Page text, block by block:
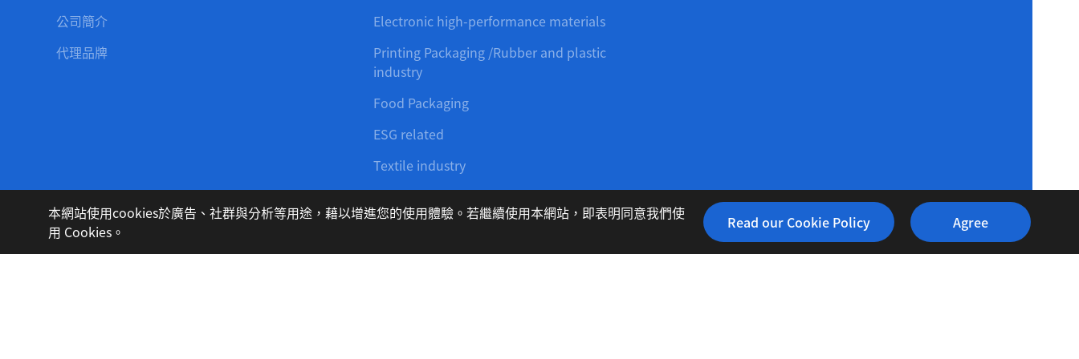
公司簡介
代理品牌
Electronic high-performance materials
Printing Packaging /Rubber and plastic
industry
Food Packaging
ESG related
Textile industry
最新消息 聯絡我們 隱私權政策
本網站使用cookies於廣告、社群與分析等用途，藉以增進您的使用體驗。若繼續使用本網站，即表明同意我們使
用 Cookies。
Read our Cookie Policy Agree